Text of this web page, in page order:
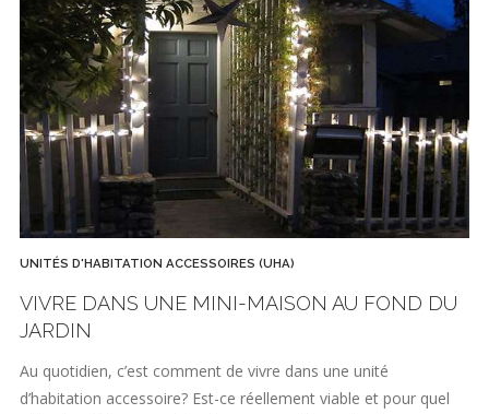
UNITÉS D'HABITATION ACCESSOIRES (UHA)
VIVRE DANS UNE MINI-MAISON AU FOND DU
JARDIN
Au quotidien, c’est comment de vivre dans une unité
d’habitation accessoire? Est-ce réellement viable et pour quel